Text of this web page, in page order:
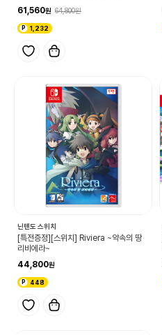
61,560
64,800
1,232
닌텐도 스위치
[특전증정][스위치] Riviera ~약속의 땅
리비에라~
44,800
448